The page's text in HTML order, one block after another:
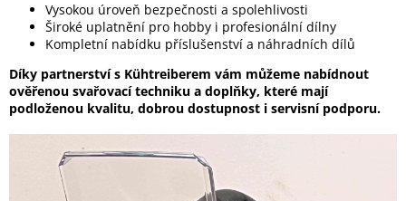
Vysokou úroveň bezpečnosti a spolehlivosti
Široké uplatnění pro hobby i profesionální dílny
Kompletní nabídku příslušenství a náhradních dílů
Díky partnerství s Kühtreiberem vám můžeme nabídnout
ověřenou svařovací techniku a doplňky, které mají
podloženou kvalitu, dobrou dostupnost i servisní podporu.